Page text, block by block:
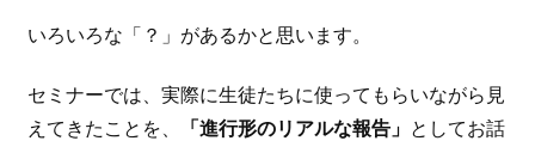
いろいろな「？」があるかと思います。
セミナーでは、実際に生徒たちに使ってもらいながら見
えてきたことを、
「進行形のリアルな報告」 としてお話